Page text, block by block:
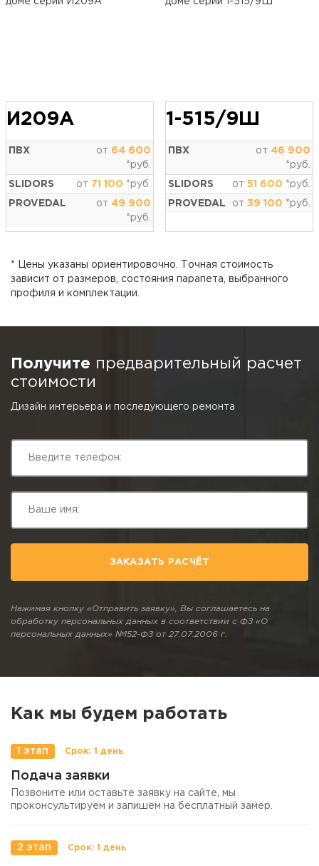
И209А
ПВХ от 64 600
*руб.
SLIDORS от 71 100 *руб.
PROVEDAL от 49 900
*руб.
1-515/9Ш
ПВХ от 46 900
*руб.
SLIDORS от 51 600 *руб.
PROVEDAL от 39 100 *руб.
* Цены указаны ориентировочно. Точная стоимость
зависит от размеров, состояния парапета, выбранного
профиля и комплектации.
Получите предварительный расчет
стоимости
Дизайн интерьера и последующего ремонта
ЗАКАЗАТЬ РАСЧЁТ
Нажимая кнопку «Отправить заявку», Вы соглашаетесь на
обработку персональных данных в соответствии с ФЗ «О
персональных данных» №152-ФЗ от 27.07.2006 г.
Как мы будем работать
1 этап
Подача заявки
Позвоните или оставьте заявку на сайте, мы
проконсультируем и запишем на бесплатный замер.
2 этап